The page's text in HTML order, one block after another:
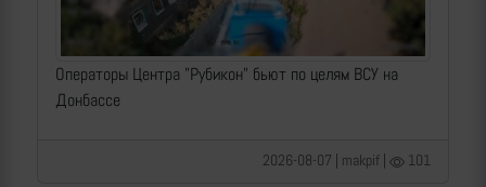
Операторы Центра "Рубикон" бьют по целям ВСУ на
Донбассе
2026-08-07 | makpif | 101